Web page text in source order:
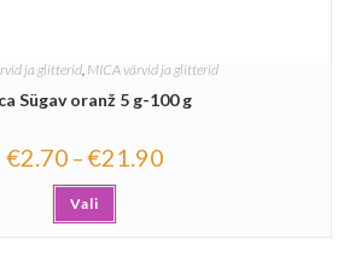
ja glitterid MICA värvid ja glitterid
Sügav oranž 5 g-100 g
€2.70 –€21.90
Vali